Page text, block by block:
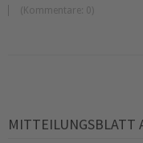
(Kommentare: 0)
MITTEILUNGSBLATT